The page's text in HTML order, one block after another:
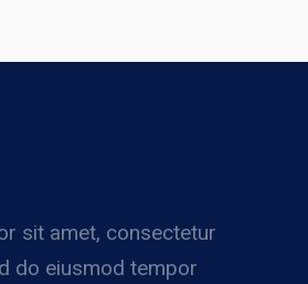
sit amet, consectetur
do eiusmod tempor